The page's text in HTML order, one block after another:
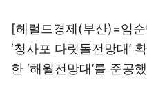
[헤럴드경제(부산)=임
‘청사포 다릿돌전망대’
한 ‘해월전망대’를 준공